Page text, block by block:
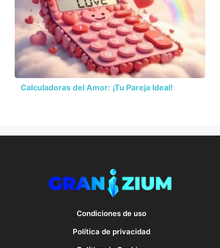
Calculadoras del Amor: ¡Tu Pareja Ideal!
Condiciones de uso
Política de privacidad